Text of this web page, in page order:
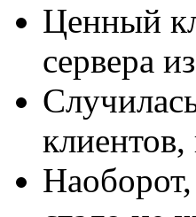
Ценный
сервера